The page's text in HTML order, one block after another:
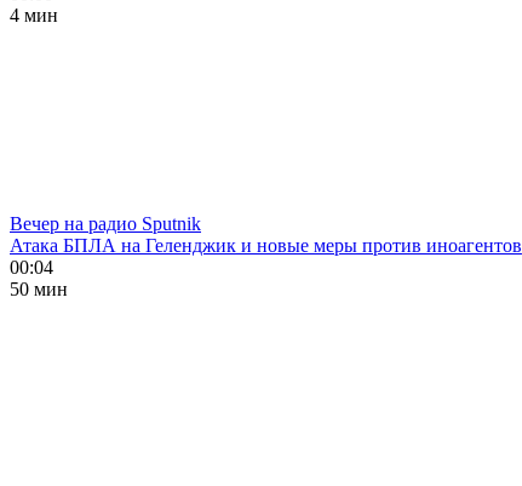
4 мин
Вечер на радио Sputnik
Атака БПЛА на Геленджик и новые меры против иноагентов
00:04
50 мин